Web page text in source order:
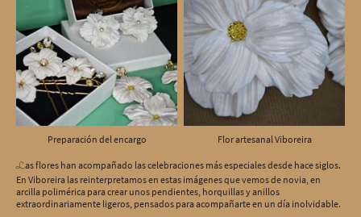
Preparación del encargo Flor artesanal Viboreira
Las flores han acompañado las celebraciones más especiales desde hace siglos.
En Viboreira las reinterpretamos en estas imágenes que vemos de novia, en
arcilla polimérica para crear unos pendientes, horquillas y anillos
extraordinariamente ligeros, pensados para acompañarte en un día inolvidable.